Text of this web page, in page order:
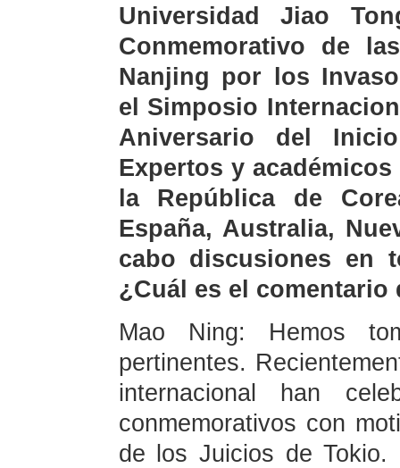
Universidad Jiao
Conmemorativo de
Nanjing por los
el Simposio
Aniversario del
Expertos y
la República de
España, Australia,
cabo discusiones en
¿Cuál es el comentario
Mao Ning: Hemos
pertinentes.
internacional han
conmemorativos con
de los Juicios de Tokio.